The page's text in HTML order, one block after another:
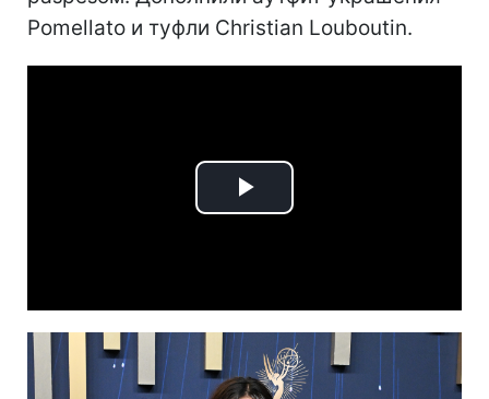
Pomellato и туфли Christian Louboutin.
Play